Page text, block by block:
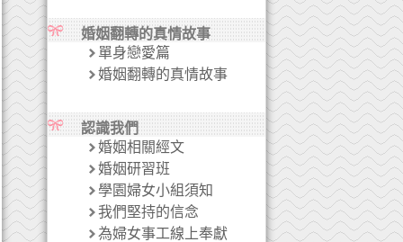
婚姻翻轉的真情故事
單身戀愛篇
婚姻翻轉的真情故事
認識我們
婚姻相關經文
婚姻研習班
學園婦女小組須知
我們堅持的信念
為婦女事工線上奉獻